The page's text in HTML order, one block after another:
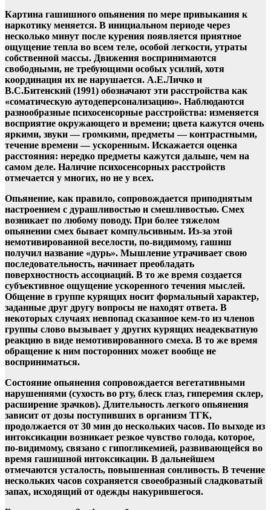
Картина гашишного опьянения по мере привыкания к
наркотику меняется. В инициальном периоде через
несколько минут после курения появляется приятное
ощущение тепла во всем теле, особой легкости, утраты
собственной массы. Движения воспринимаются
свободными, не требующими особых усилий, хотя
координация их не нарушается. А.Е.Личко и
В.С.Битенский (1991) обозначают эти расстройства как
«соматическую аутодеперсонализацию». Наблюдаются
разнообразные психосенсорные расстройства: изменяется
восприятие окружающего и времени; цвета кажутся очень
яркими, звуки — громкими, предметы — контрастными,
течение времени — ускоренным. Искажается оценка
расстояния: нередко предметы кажутся дальше, чем на
самом деле. Наличие психосенсорных расстройств
отмечается у многих, но не у всех.
Опьянение, как правило, сопровождается приподнятым
настроением с дурашливостью и смешливостью. Смех
возникает по любому поводу. При более тяжелом
опьянении смех бывает компульсивным. Из-за этой
немотивированной веселости, по-видимому, гашиш
получил название «дурь». Мышление утрачивает свою
последовательность, начинает преобладать
поверхностность ассоциаций. В то же время создается
субъективное ощущение ускоренного течения мыслей.
Общение в группе курящих носит формальный характер,
заданные друг другу вопросы не находят ответа. В
некоторых случаях невпопад сказанное кем-то из членов
группы слово вызывает у других курящих неадекватную
реакцию в виде немотивированного смеха. В то же время
обращение к ним посторонних может вообще не
восприниматься.
Состояние опьянения сопровождается вегетативными
нарушениями (сухость во рту, блеск глаз, гиперемия склер,
расширение зрачков). Длительность легкого опьянения
зависит от дозы поступивших в организм ТГК,
продолжается от 30 мин до нескольких часов. По выходе из
интоксикации возникает резкое чувство голода, которое,
по-видимому, связано с гипогликемией, развивающейся во
время гашишной интоксикации. В дальнейшем
отмечаются усталость, повышенная сонливость. В течение
нескольких часов сохраняется своеобразный сладковатый
запах, исходящий от одежды накурившегося.